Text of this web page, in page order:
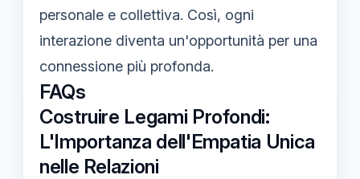
personale e collettiva. Così, ogni
interazione diventa un'opportunità per una
connessione più profonda.
FAQs
Costruire Legami Profondi:
L'Importanza dell'Empatia Unica
nelle Relazioni